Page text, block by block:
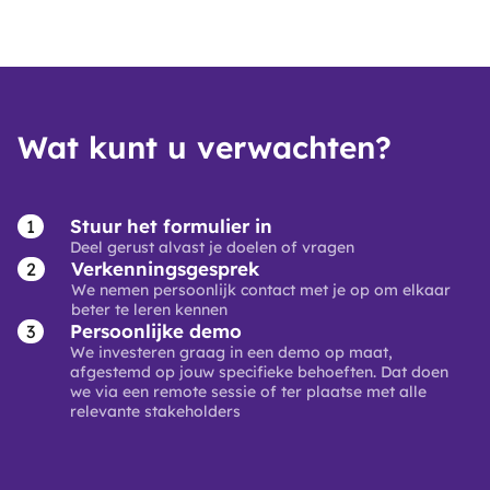
Wat kunt u verwachten?
Stuur het formulier in
Deel gerust alvast je doelen of vragen
Verkenningsgesprek
We nemen persoonlijk contact met je op om elkaar
beter te leren kennen
Persoonlijke demo
We investeren graag in een demo op maat,
afgestemd op jouw specifieke behoeften. Dat doen
we via een remote sessie of ter plaatse met alle
relevante stakeholders